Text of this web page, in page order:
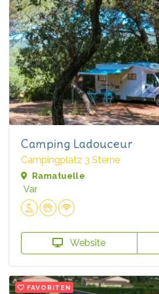
Camping Ladouceur
Campingplatz 3 Sterne
Ramatuelle
Var
Website
FAVORITEN